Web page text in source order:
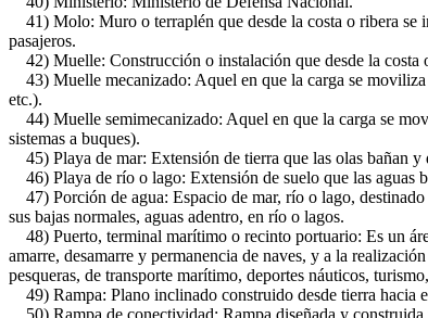
41) Molo: Muro o terraplén que desde la costa o ribera se
pasajeros.
42) Muelle: Construcción o instalación que desde la costa
43) Muelle mecanizado: Aquel en que la carga se moviliza
etc.).
44) Muelle semimecanizado: Aquel en que la carga se
sistemas a buques).
45) Playa de mar: Extensión de tierra que las olas bañan y
46) Playa de río o lago: Extensión de suelo que las aguas
47) Porción de agua: Espacio de mar, río o lago, destinado
sus bajas normales, aguas adentro, en río o lagos.
48) Puerto, terminal marítimo o recinto portuario: Es un
amarre, desamarre y permanencia de naves, y a la
pesqueras, de transporte marítimo, deportes náuticos,
49) Rampa: Plano inclinado construido desde tierra hacia
50) Rampa de conectividad: Rampa diseñada y